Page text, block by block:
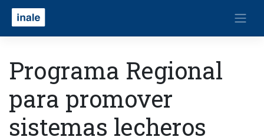
Programa Regional
para promover
sistemas lecheros